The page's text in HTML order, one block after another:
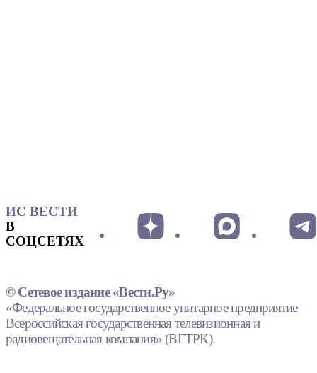
ИС ВЕСТИ
В
СОЦСЕТЯХ
© Сетевое издание «Вести.Ру»
«Федеральное государственное унитарное предприятие
Всероссийская государственная телевизионная и
радиовещательная компания» (ВГТРК).